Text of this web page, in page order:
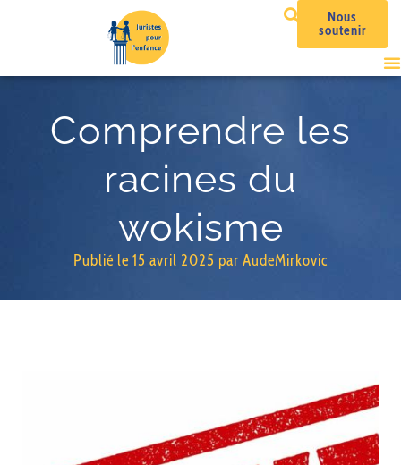
Nous
soutenir
Comprendre les
racines du
wokisme
Publié le 15 avril 2025 par AudeMirkovic